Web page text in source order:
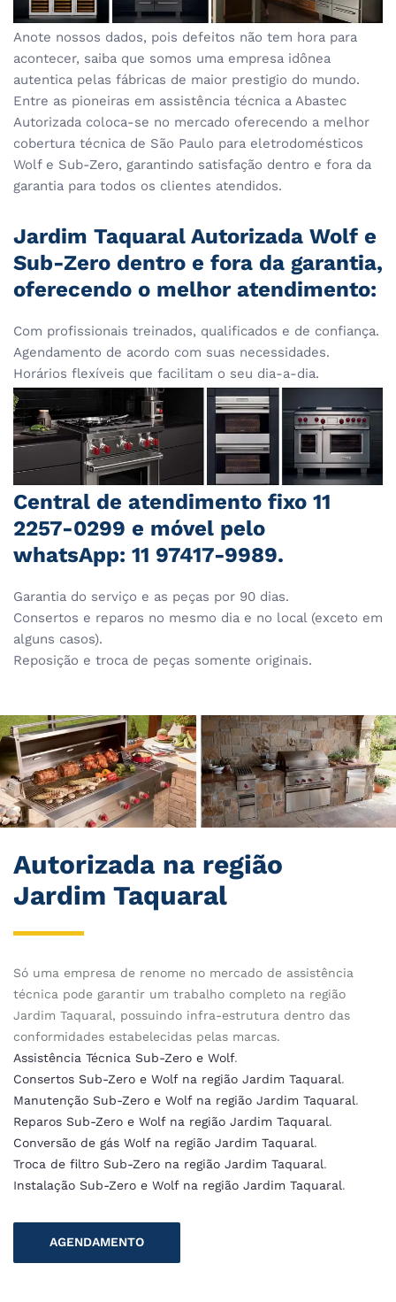
Anote nossos dados, pois defeitos não tem hora para
acontecer, saiba que somos uma empresa idônea
autentica pelas fábricas de maior prestigio do mundo.
Entre as pioneiras em assistência técnica a Abastec
Autorizada coloca-se no mercado oferecendo a melhor
cobertura técnica de São Paulo para eletrodomésticos
Wolf e Sub-Zero, garantindo satisfação dentro e fora da
garantia para todos os clientes atendidos.
Jardim Taquaral Autorizada Wolf e
Sub-Zero dentro e fora da garantia,
oferecendo o melhor atendimento:
Com profissionais treinados, qualificados e de confiança.
Agendamento de acordo com suas necessidades.
Horários flexíveis que facilitam o seu dia-a-dia.
Central de atendimento fixo 11
2257-0299 e móvel pelo
whatsApp: 11 97417-9989.
Garantia do serviço e as peças por 90 dias.
Consertos e reparos no mesmo dia e no local (exceto em
alguns casos).
Reposição e troca de peças somente originais.
Autorizada na região
Jardim Taquaral
Só uma empresa de renome no mercado de assistência
técnica pode garantir um trabalho completo na região
Jardim Taquaral, possuindo infra-estrutura dentro das
conformidades estabelecidas pelas marcas.
Assistência Técnica Sub-Zero e Wolf.
Consertos Sub-Zero e Wolf na região Jardim Taquaral.
Manutenção Sub-Zero e Wolf na região Jardim Taquaral.
Reparos Sub-Zero e Wolf na região Jardim Taquaral.
Conversão de gás Wolf na região Jardim Taquaral.
Troca de filtro Sub-Zero na região Jardim Taquaral.
Instalação Sub-Zero e Wolf na região Jardim Taquaral.
AGENDAMENTO